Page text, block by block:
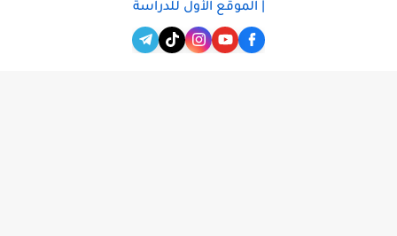
| الموقع الأول للدراسة